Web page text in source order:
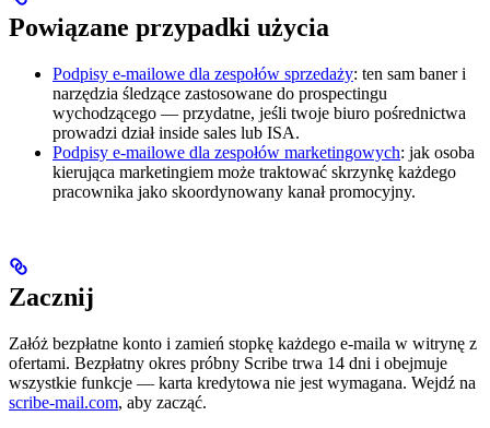
Powiązane przypadki użycia
Podpisy e-mailowe dla zespołów sprzedaży: ten sam baner i
narzędzia śledzące zastosowane do prospectingu
wychodzącego — przydatne, jeśli twoje biuro pośrednictwa
prowadzi dział inside sales lub ISA.
Podpisy e-mailowe dla zespołów marketingowych: jak osoba
kierująca marketingiem może traktować skrzynkę każdego
pracownika jako skoordynowany kanał promocyjny.
Zacznij
Załóż bezpłatne konto i zamień stopkę każdego e-maila w witrynę z
ofertami. Bezpłatny okres próbny Scribe trwa 14 dni i obejmuje
wszystkie funkcje — karta kredytowa nie jest wymagana. Wejdź na
scribe-mail.com, aby zacząć.